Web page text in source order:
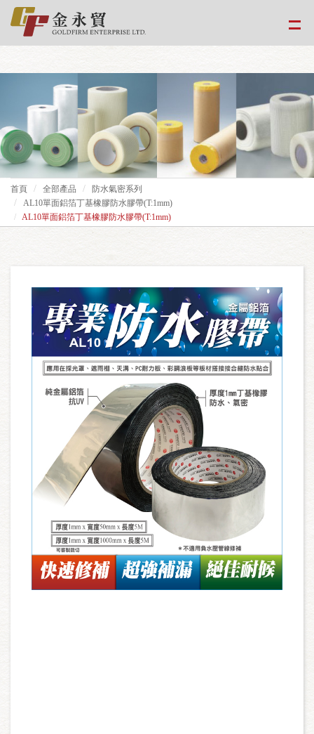
google-site-
verification=EvPoimA01gXxwXCpdefUUxzfHUTmBpMCMS46hwWJ2Xo
首頁 全部產品
防水氣密系列
AL10單面鋁箔丁基橡膠防水膠帶(T:1mm)
AL10單面鋁箔丁基橡膠防水膠帶(T:1mm)